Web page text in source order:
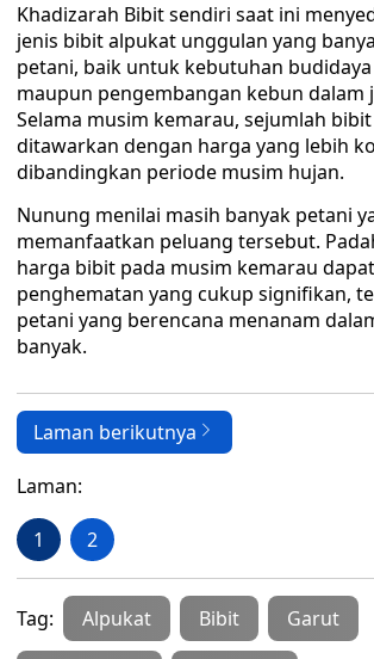
Khadizarah Bibit sendiri saat ini
jenis bibit alpukat unggulan yang
petani, baik untuk kebutuhan budidaya
maupun pengembangan kebun dalam
Selama musim kemarau, sejumlah
ditawarkan dengan harga yang lebih
dibandingkan periode musim hujan.
Nunung menilai masih banyak petani
memanfaatkan peluang tersebut.
harga bibit pada musim kemarau
penghematan yang cukup signifikan,
petani yang berencana menanam
banyak.
Laman berikutnya
Laman:
1 2
Tag: Alpukat Bibit Garut